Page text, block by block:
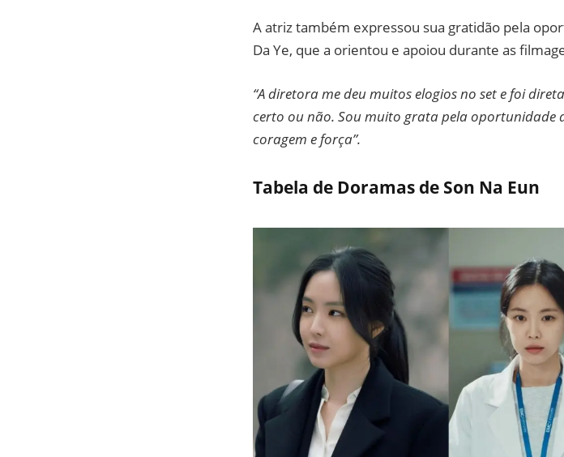
A atriz também expressou sua gratidão pela
Da Ye, que a orientou e apoiou durante as
“A diretora me deu muitos elogios no set e foi
certo ou não. Sou muito grata pela oportunidade
coragem e força”.
Tabela de Doramas de Son Na Eun